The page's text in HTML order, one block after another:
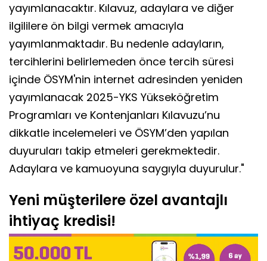
yayımlanacaktır. Kılavuz, adaylara ve diğer
ilgililere ön bilgi vermek amacıyla
yayımlanmaktadır. Bu nedenle adayların,
tercihlerini belirlemeden önce tercih süresi
içinde ÖSYM'nin internet adresinden yeniden
yayımlanacak 2025-YKS Yükseköğretim
Programları ve Kontenjanları Kılavuzu’nu
dikkatle incelemeleri ve ÖSYM’den yapılan
duyuruları takip etmeleri gerekmektedir.
Adaylara ve kamuoyuna saygıyla duyurulur."
Yeni müşterilere özel avantajlı
ihtiyaç kredisi!